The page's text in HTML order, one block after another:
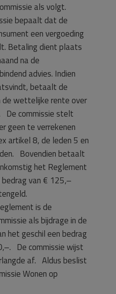
als volgt.
bepaalt dat de
een vergoeding
Betaling dient plaats
na de
advies. Indien
betaalt de
de wettelijke rente over
De commissie stelt
geen te verrekenen
artikel 8, de leden 5 en
Bovendien betaalt
het Reglement
van € 125,–
is de
als bijdrage in de
het geschil een bedrag
De commissie wijst
af. Aldus beslist
Wonen op